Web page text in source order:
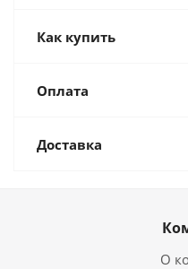
Как купить
Оплата
Доставка
О